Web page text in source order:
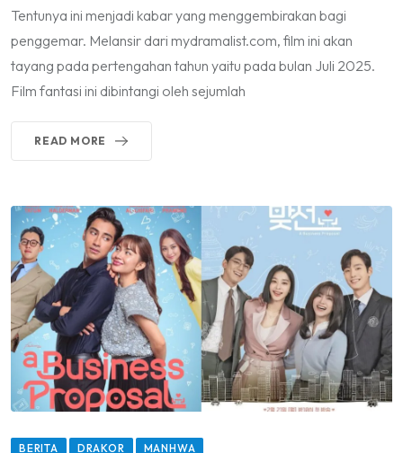
Tentunya ini menjadi kabar yang menggembirakan bagi
penggemar. Melansir dari mydramalist.com, film ini akan
tayang pada pertengahan tahun yaitu pada bulan Juli 2025.
Film fantasi ini dibintangi oleh sejumlah
READ MORE
BERITA DRAKOR MANHWA